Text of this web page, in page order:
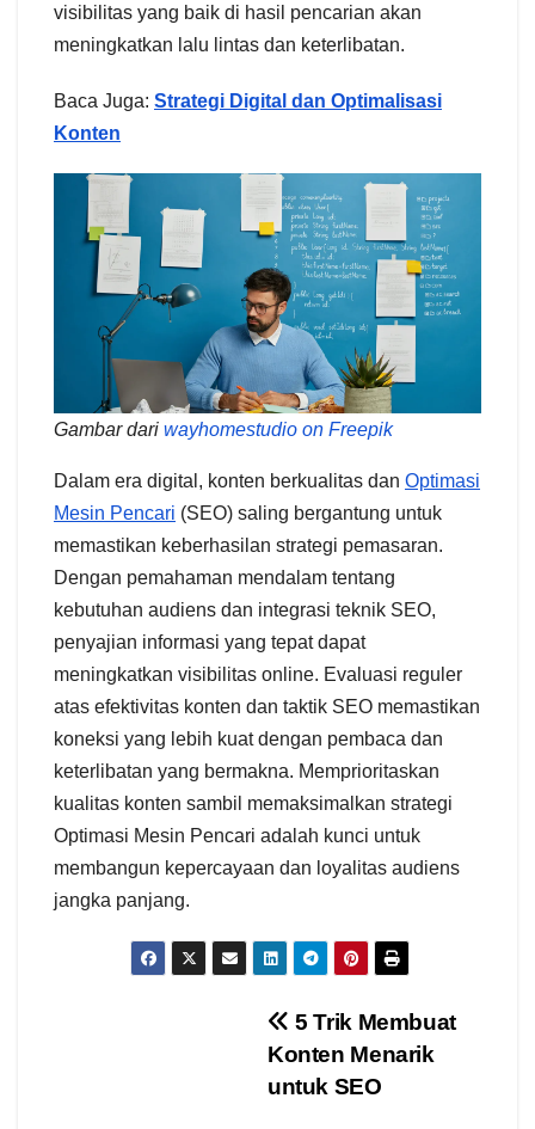
visibilitas yang baik di hasil pencarian akan
meningkatkan lalu lintas dan keterlibatan.
Baca Juga: Strategi Digital dan Optimalisasi
Konten
Gambar dari wayhomestudio on Freepik
Dalam era digital, konten berkualitas dan Optimasi
Mesin Pencari (SEO) saling bergantung untuk
memastikan keberhasilan strategi pemasaran.
Dengan pemahaman mendalam tentang
kebutuhan audiens dan integrasi teknik SEO,
penyajian informasi yang tepat dapat
meningkatkan visibilitas online. Evaluasi reguler
atas efektivitas konten dan taktik SEO memastikan
koneksi yang lebih kuat dengan pembaca dan
keterlibatan yang bermakna. Memprioritaskan
kualitas konten sambil memaksimalkan strategi
Optimasi Mesin Pencari adalah kunci untuk
membangun kepercayaan dan loyalitas audiens
jangka panjang.
5 Trik Membuat
Konten Menarik
untuk SEO